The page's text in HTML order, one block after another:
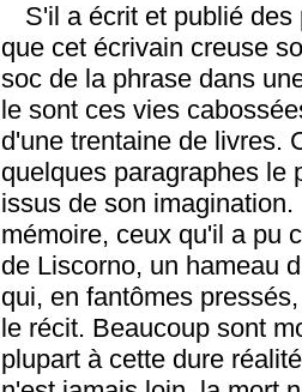
S'il a écrit et publié
que cet écrivain creuse
soc de la phrase dans
le sont ces vies
d'une trentaine de livres.
quelques paragraphes le
issus de son
mémoire, ceux qu'il a pu
de Liscorno, un hameau
qui, en fantômes
le récit. Beaucoup sont
plupart à cette dure